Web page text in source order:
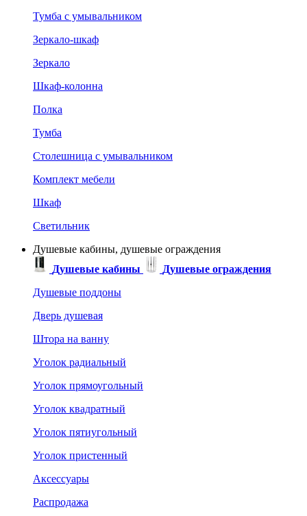
Тумба с умывальником
Зеркало-шкаф
Зеркало
Шкаф-колонна
Полка
Тумба
Столешница с умывальником
Комплект мебели
Шкаф
Светильник
Душевые кабины, душевые ограждения
Душевые кабины
Душевые ограждения
Душевые поддоны
Дверь душевая
Штора на ванну
Уголок радиальный
Уголок прямоугольный
Уголок квадратный
Уголок пятиугольный
Уголок пристенный
Аксессуары
Распродажа